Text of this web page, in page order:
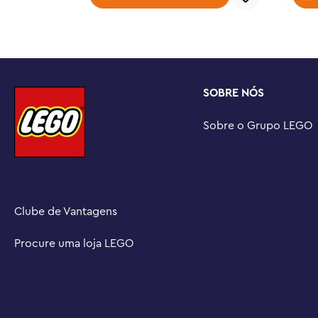
Clube de Vantagens
Procure uma loja LEGO
SOBRE NÓS
Sobre o Grupo LEGO